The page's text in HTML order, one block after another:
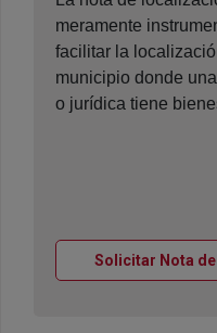
meramente
facilitar la
municipio donde
o jurídica tiene
Solicitar Nota